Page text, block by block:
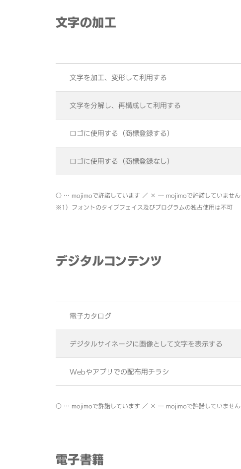
文字の加工
文字を加工、変形して利用する
文字を分解し、再構成して利用する
ロゴに使用する（商標登録する）
ロゴに使用する（商標登録なし）
○ … mojimoで許諾しています ／ × … mojimoで許諾していません
※1）フォントのタイプフェイス及びプログラムの独占使用は不可
デジタルコンテンツ
電子カタログ
デジタルサイネージに画像として文字を表示する
Webやアプリでの配布用チラシ
○ … mojimoで許諾しています ／ × … mojimoで許諾していません
電子書籍